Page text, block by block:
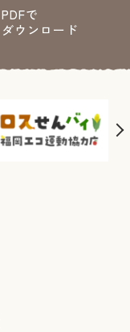
PDFで
ダウンロード